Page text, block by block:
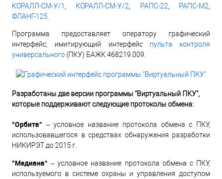
КОРАЛЛ-СМ-У/1
КОРАЛЛ-СМ-У/2 РАПС-22 РАПС-М2
ФЛАНГ-125
Программа предоставляет оператору графический
интерфейс, имитирующий интерфейс пульта контроля
универсального (ПКУ) БАЖК.468219.009.
Разработаны две версии программы "Виртуальный ПКУ",
которые поддерживают следующие протоколы обмена:
"Орбита" – условное название протокола обмена с ПКУ,
использовавшегося в средствах обнаружения разработки
НИКИРЭТ до 2015 г.
"Медиана" – условное название протокола обмена с ПКУ,
используемого в системе охраны и управления доступом